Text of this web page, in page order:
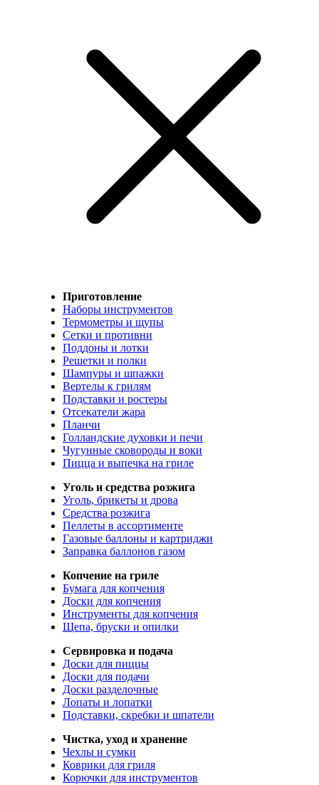
Приготовление
Наборы инструментов
Термометры и щупы
Сетки и противни
Поддоны и лотки
Решетки и полки
Шампуры и шпажки
Вертелы к грилям
Подставки и ростеры
Отсекатели жара
Планчи
Голландские духовки и печи
Чугунные сковороды и воки
Пицца и выпечка на гриле
Уголь и средства розжига
Уголь, брикеты и дрова
Средства розжига
Пеллеты в ассортименте
Газовые баллоны и картриджи
Заправка баллонов газом
Копчение на гриле
Бумага для копчения
Доски для копчения
Инструменты для копчения
Щепа, бруски и опилки
Сервировка и подача
Доски для пиццы
Доски для подачи
Доски разделочные
Лопаты и лопатки
Подставки, скребки и шпатели
Чистка, уход и хранение
Чехлы и сумки
Коврики для гриля
Корючки для инструментов